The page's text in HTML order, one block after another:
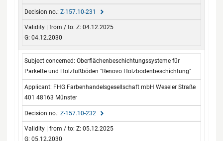
Z-157.10-231
Z: 04.12.2025
G: 04.12.2030
Oberflächenbeschichtungssysteme für
Parkette und Holzfußböden "Renovo Holzbodenbeschichtung"
FHG Farbenhandelsgesellschaft mbH Weseler Straße
401 48163 Münster
Z-157.10-232
Z: 05.12.2025
G: 05.12.2030